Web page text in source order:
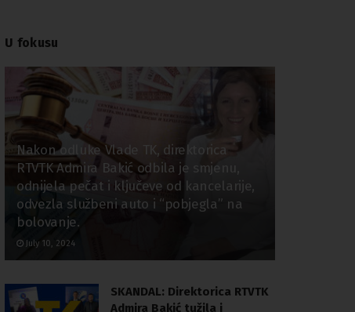
U fokusu
Nakon odluke Vlade TK, direktorica
RTVTK Admira Bakić odbila je smjenu,
odnijela pečat i ključeve od kancelarije,
odvezla službeni auto i “pobjegla” na
bolovanje.
July 10, 2024
SKANDAL: Direktorica RTVTK
Admira Bakić tužila i